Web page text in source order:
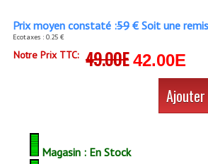
Accessoires Micro, Pieds
Cellule (s)
Diamants
Prix moyen constaté :59€ Soit une
Ecotaxes : 0.25 €
Notre Prix TTC: 49.00E 42.00E
Magasin : En Stock